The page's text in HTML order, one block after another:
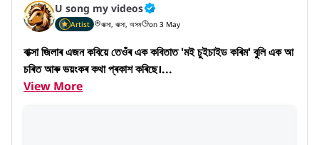
U song my videos
Artist বাক্সা, বাক্সা, অসম on 3 May
বাক্সা জিলাৰ এজন কবিয়ে তেওঁৰ এক কবিতাত 'মই চুইচাইড কৰিম' বুলি এক আ
চৰিত আৰু ভয়ংকৰ কথা প্ৰকাশ কৰিছে।...
View More